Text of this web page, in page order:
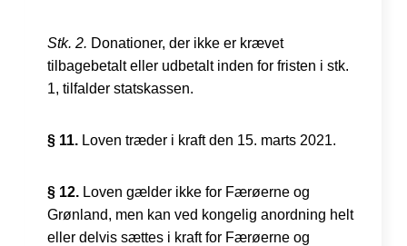
Stk. 2. Donationer, der ikke er krævet
tilbagebetalt eller udbetalt inden for fristen i stk.
1, tilfalder statskassen.
§ 11. Loven træder i kraft den 15. marts 2021.
§ 12. Loven gælder ikke for Færøerne og
Grønland, men kan ved kongelig anordning helt
eller delvis sættes i kraft for Færøerne og